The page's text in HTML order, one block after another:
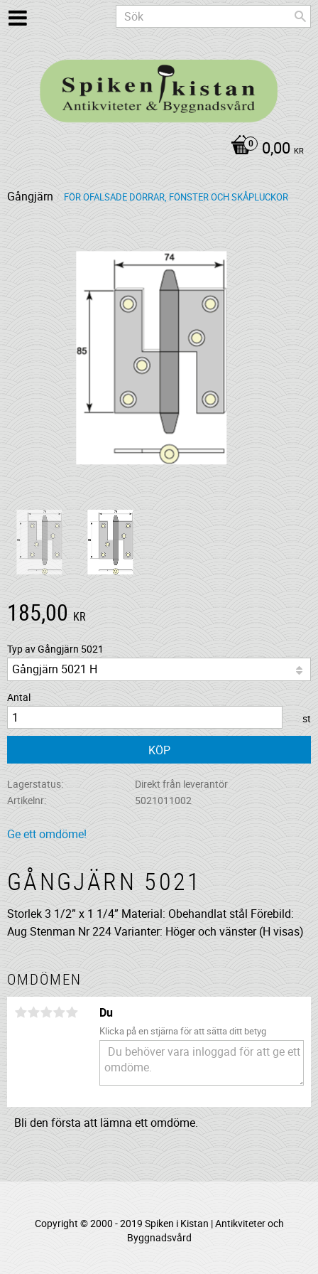
0,00 KR
Gångjärn FÖR OFALSADE DÖRRAR, FÖNSTER OCH SKÅPLUCKOR
185,00 KR
Typ av Gångjärn 5021
Antal
st
KÖP
Lagerstatus
Direkt från leverantör
Artikelnr
5021011002
Ge ett omdöme!
GÅNGJÄRN 5021
Storlek 3 1/2” x 1 1/4” Material: Obehandlat stål Förebild:
Aug Stenman Nr 224 Varianter: Höger och vänster (H visas)
OMDÖMEN
Du
Klicka på en stjärna för att sätta ditt betyg
Bli den första att lämna ett omdöme.
Copyright © 2000 - 2019 Spiken i Kistan | Antikviteter och
Byggnadsvård